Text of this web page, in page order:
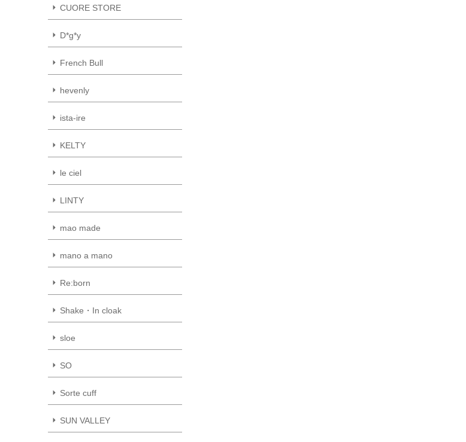
CUORE STORE
D*g*y
French Bull
hevenly
ista-ire
KELTY
le ciel
LINTY
mao made
mano a mano
Re:born
Shake・In cloak
sloe
SO
Sorte cuff
SUN VALLEY